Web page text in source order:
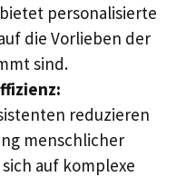
personalisierte
die Vorlieben der
sind.
reduzieren
menschlicher
auf komplexe